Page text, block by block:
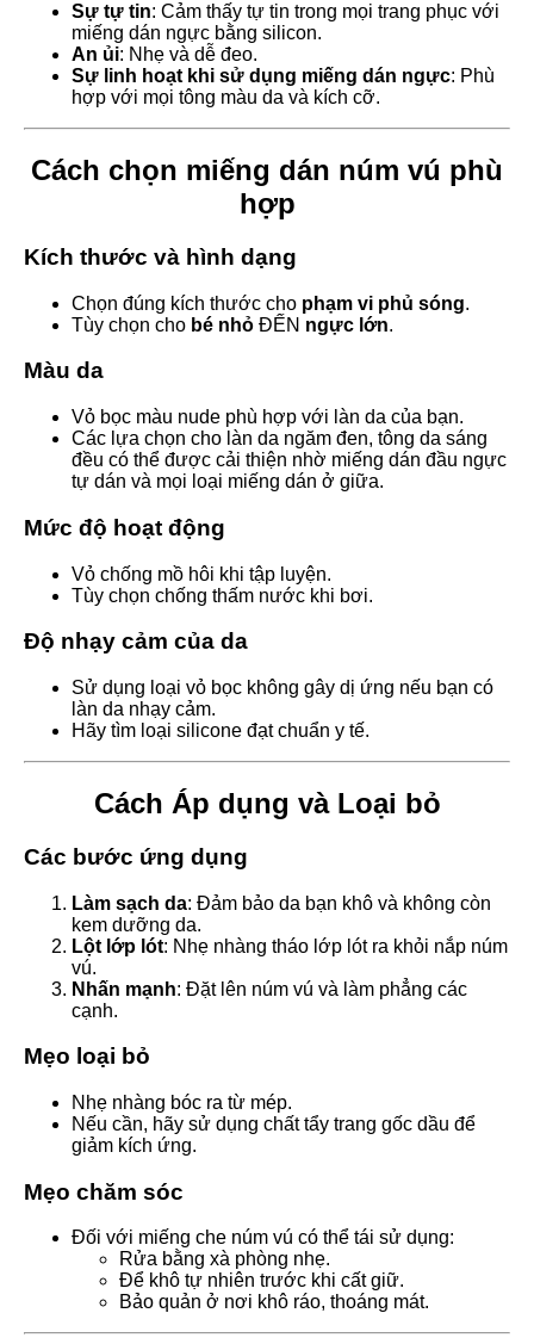
Sự tự tin: Cảm thấy tự tin trong mọi trang phục với
miếng dán ngực bằng silicon.
An ủi: Nhẹ và dễ đeo.
Sự linh hoạt khi sử dụng miếng dán ngực: Phù
hợp với mọi tông màu da và kích cỡ.
Cách chọn miếng dán núm vú phù
hợp
Kích thước và hình dạng
Chọn đúng kích thước cho phạm vi phủ sóng.
Tùy chọn cho bé nhỏ ĐẾN ngực lớn.
Màu da
Vỏ bọc màu nude phù hợp với làn da của bạn.
Các lựa chọn cho làn da ngăm đen, tông da sáng
đều có thể được cải thiện nhờ miếng dán đầu ngực
tự dán và mọi loại miếng dán ở giữa.
Mức độ hoạt động
Vỏ chống mồ hôi khi tập luyện.
Tùy chọn chống thấm nước khi bơi.
Độ nhạy cảm của da
Sử dụng loại vỏ bọc không gây dị ứng nếu bạn có
làn da nhạy cảm.
Hãy tìm loại silicone đạt chuẩn y tế.
Cách Áp dụng và Loại bỏ
Các bước ứng dụng
Làm sạch da: Đảm bảo da bạn khô và không còn
kem dưỡng da.
Lột lớp lót: Nhẹ nhàng tháo lớp lót ra khỏi nắp núm
vú.
Nhấn mạnh: Đặt lên núm vú và làm phẳng các
cạnh.
Mẹo loại bỏ
Nhẹ nhàng bóc ra từ mép.
Nếu cần, hãy sử dụng chất tẩy trang gốc dầu để
giảm kích ứng.
Mẹo chăm sóc
Đối với miếng che núm vú có thể tái sử dụng:
Rửa bằng xà phòng nhẹ.
Để khô tự nhiên trước khi cất giữ.
Bảo quản ở nơi khô ráo, thoáng mát.